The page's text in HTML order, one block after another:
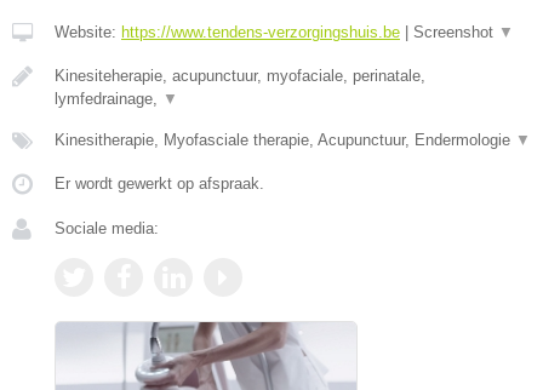
Website: https://www.tendens-verzorgingshuis.be Screenshot ▼
Kinesiteherapie, acupunctuur, myofaciale, perinatale,
lymfedrainage, ▼
Kinesitherapie, Myofasciale therapie, Acupunctuur, Endermologie ▼
Er wordt gewerkt op afspraak.
Sociale media: